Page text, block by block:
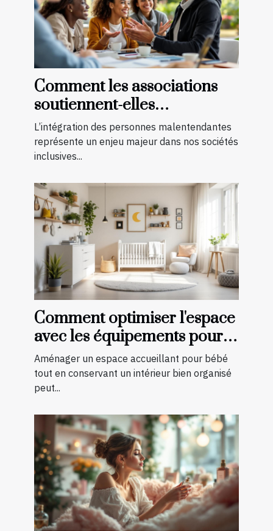
Comment les associations
soutiennent-elles
l'intégration des
malentendants ?
L’intégration des personnes malentendantes
représente un enjeu majeur dans nos sociétés
inclusives...
Comment optimiser l'espace
avec les équipements pour
bébé?
Aménager un espace accueillant pour bébé
tout en conservant un intérieur bien organisé
peut...